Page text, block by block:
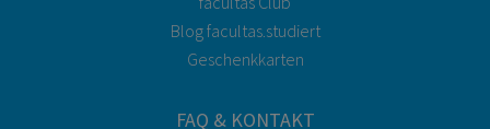
Blog facultas.studiert
Geschenkkarten
FAQ & KONTAKT